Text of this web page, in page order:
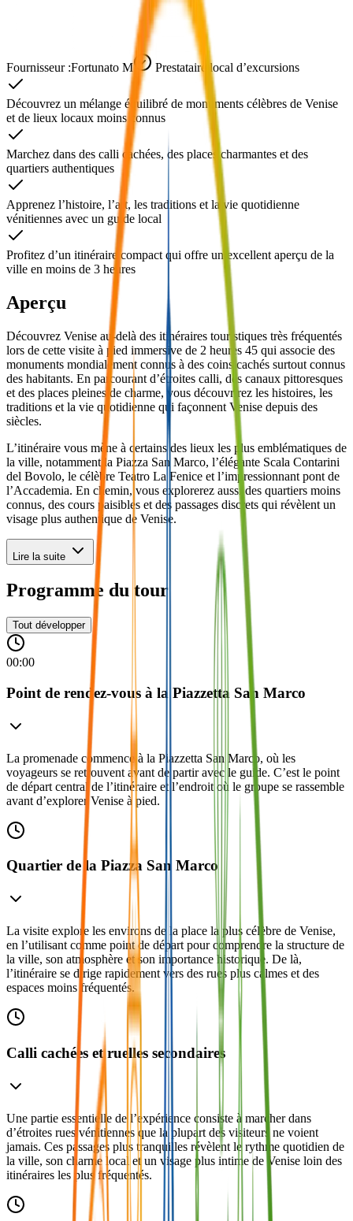
Fournisseur :Fortunato M Prestataire local d’excursions
Découvrez un mélange équilibré de monuments célèbres de Venise
et de lieux locaux moins connus
Marchez dans des calli cachées, des places charmantes et des
quartiers authentiques
Apprenez l’histoire, l’art, les traditions et la vie quotidienne
vénitiennes avec un guide local
Profitez d’un itinéraire compact qui offre un excellent aperçu de la
ville en moins de 3 heures
Aperçu
Découvrez Venise au-delà des itinéraires touristiques très fréquentés
lors de cette visite à pied immersive de 2 heures 45 qui associe des
monuments mondialement connus à des coins cachés surtout connus
des habitants. En parcourant d’étroites calli, des canaux pittoresques
et des places pleines de charme, vous découvrirez les histoires, les
traditions et la vie quotidienne qui façonnent Venise depuis des
siècles.
L’itinéraire vous mène à certains des lieux les plus emblématiques de
la ville, notamment la Piazza San Marco, l’élégante Scala Contarini
del Bovolo, le célèbre Teatro La Fenice et l’impressionnant pont de
l’Accademia. En chemin, vous explorerez aussi des quartiers moins
connus, des cours paisibles et des passages discrets qui révèlent un
visage plus authentique de Venise.
Lire la suite
Programme du tour
Tout développer
00:00
Point de rendez-vous à la Piazzetta San Marco
La promenade commence à la Piazzetta San Marco, où les
voyageurs se retrouvent avant de partir avec le guide. C’est le point
de départ central de l’itinéraire et l’endroit où le groupe se rassemble
avant d’explorer Venise à pied.
Quartier de la Piazza San Marco
La visite explore les environs de la place la plus célèbre de Venise,
en l’utilisant comme point de départ pour comprendre la structure de
la ville, son atmosphère et son importance historique. De là,
l’itinéraire se dirige rapidement vers des rues plus calmes et des
espaces moins fréquentés.
Calli cachées et ruelles secondaires
Une partie essentielle de l’expérience consiste à marcher dans
d’étroites rues vénitiennes que la plupart des visiteurs ne voient
jamais. Ces passages plus tranquilles révèlent le rythme quotidien de
la ville, son charme local et un visage plus intime de Venise loin des
itinéraires les plus fréquentés.